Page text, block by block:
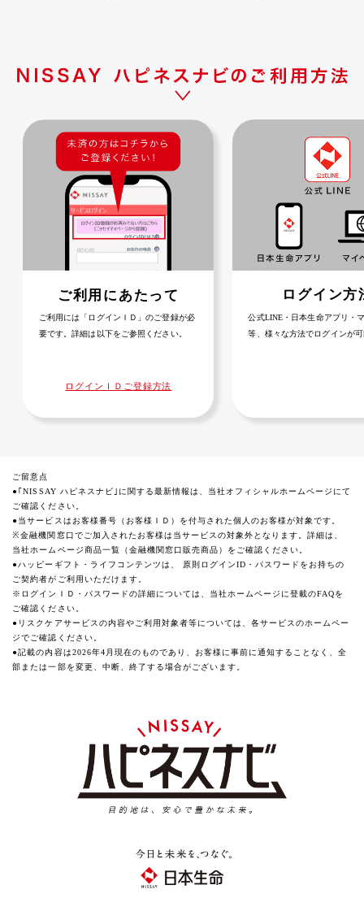
ご利用にあたって
ご利用には「ログインＩＤ」のご登録が必
要です。詳細は以下をご参照ください。
ログインＩＤご登録方法
ログイン方
公式LINE・日本生命アプリ・
等、様々な方法でログインが
ご留意点
●｢NISSAY ハピネスナビ｣に関する最新情報は、当社オフィシャルホームページにて
ご確認ください。​
​●当サービスはお客様番号（お客様ＩＤ）を付与された個人のお客様が対象です。​
※金融機関窓口でご加入されたお客様は当サービスの対象外となります。詳細は、
当社ホームページ商品一覧（金融機関窓口販売商品）をご確認ください。
​●ハッピーギフト・ライフコンテンツは、 原則ログインID・パスワードをお持ちの
ご契約者がご利用いただけます。
※ログインＩＤ・パスワードの詳細については、当社ホームページに登載のFAQを
ご確認ください。
●リスクケアサービスの内容やご利用対象者等については、各サービスのホームペー
ジでご確認ください。
●記載の内容は2026年4月現在のものであり、お客様に事前に通知することなく、全
部または一部を変更、中断、終了する場合がございます。